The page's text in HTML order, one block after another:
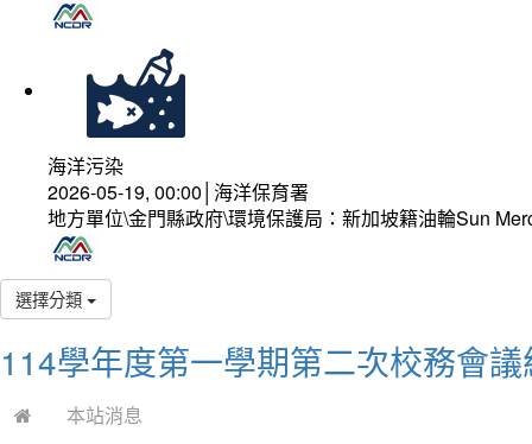
海洋污染
2026-05-19, 00:00│海洋保育署
地方單位\金門縣政府\環境保護局：新加坡籍油輪Sun
選擇分類
114學年度第一學期第二次校務會
本站消息